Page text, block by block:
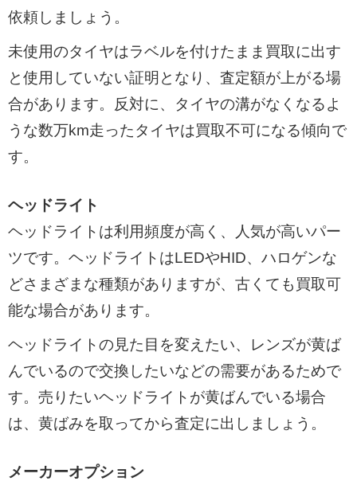
依頼しましょう。
未使用のタイヤはラベルを付けたまま買取に出す
と使用していない証明となり、査定額が上がる場
合があります。反対に、タイヤの溝がなくなるよ
うな数万km走ったタイヤは買取不可になる傾向で
す。
ヘッドライト
ヘッドライトは利用頻度が高く、人気が高いパー
ツです。ヘッドライトはLEDやHID、ハロゲンな
どさまざまな種類がありますが、古くても買取可
能な場合があります。
ヘッドライトの見た目を変えたい、レンズが黄ば
んでいるので交換したいなどの需要があるためで
す。売りたいヘッドライトが黄ばんでいる場合
は、黄ばみを取ってから査定に出しましょう。
メーカーオプション